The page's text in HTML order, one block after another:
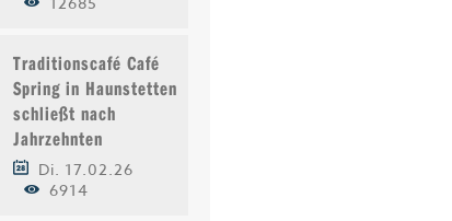
Traditionscafé Café
Spring in Haunstetten
schließt nach
Jahrzehnten
Di. 17.02.26
6914